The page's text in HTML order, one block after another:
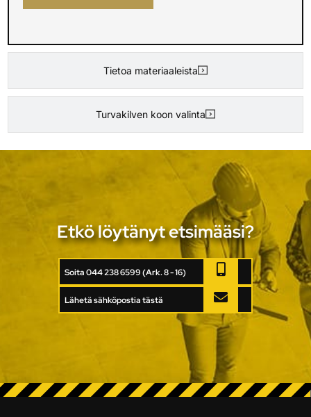
Tietoa materiaaleista
Turvakilven koon valinta
Etkö löytänyt etsimääsi?
Soita 044 238 6599 (Ark. 8 - 16)
Lähetä sähköpostia tästä